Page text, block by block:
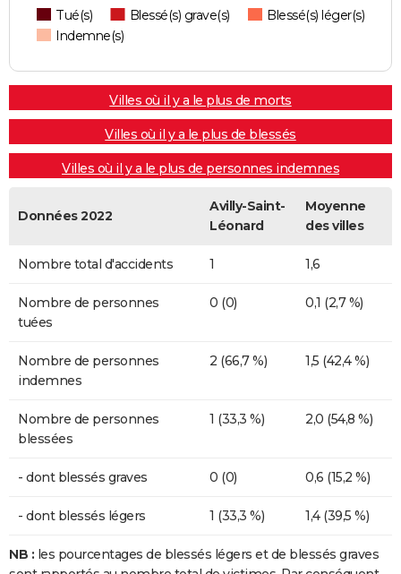
Tué(s) Blessé(s) grave(s)
Blessé(s) léger(s)
Indemne(s)
Villes où il y a le plus de morts
Villes où il y a le plus de blessés
Villes où il y a le plus de personnes indemnes
Données 2022
Avilly-Saint-
Léonard
Moyenne
des villes
Nombre total d'accidents 1 1,6
Nombre de personnes
tuées
0 (0) 0,1 (2,7 %)
Nombre de personnes
indemnes
2 (66,7 %) 1,5 (42,4 %)
Nombre de personnes
blessées
1 (33,3 %) 2,0 (54,8 %)
- dont blessés graves 0 (0) 0,6 (15,2 %)
- dont blessés légers 1 (33,3 %) 1,4 (39,5 %)
NB : les pourcentages de blessés légers et de blessés graves